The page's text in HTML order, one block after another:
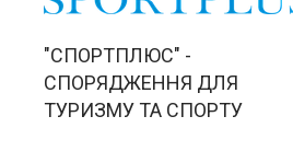
"СПОРТПЛЮС" -
СПОРЯДЖЕННЯ ДЛЯ
ТУРИЗМУ ТА СПОРТУ